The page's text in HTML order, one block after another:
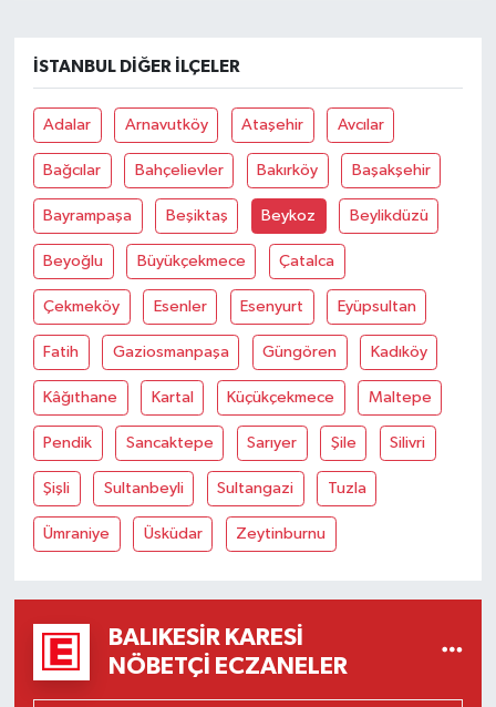
İSTANBUL DIĞER İLÇELER
Adalar Arnavutköy Ataşehir Avcılar
Bağcılar Bahçelievler Bakırköy Başakşehir
Bayrampaşa Beşiktaş Beykoz Beylikdüzü
Beyoğlu Büyükçekmece Çatalca
Çekmeköy Esenler Esenyurt Eyüpsultan
Fatih Gaziosmanpaşa Güngören Kadıköy
Kâğıthane Kartal Küçükçekmece Maltepe
Pendik Sancaktepe Sarıyer Şile Silivri
Şişli Sultanbeyli Sultangazi Tuzla
Ümraniye Üsküdar Zeytinburnu
BALIKESIR KARESI
NÖBETÇI ECZANELER
OTOMOTİV
Resmi İlanlar
SAĞLIK
Savaştepe
SEYAHAT
SİYASET
Sındırgı
SPOR
SÜRMANŞET
TARİHTE BUGÜN
TEKNOLOJİ